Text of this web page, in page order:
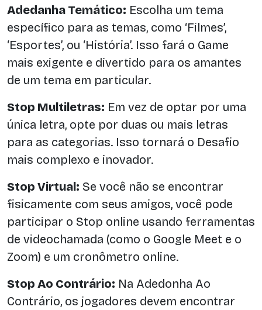
Adedanha Temático: Escolha um tema
específico para as temas, como ‘Filmes’,
‘Esportes’, ou ‘História’. Isso fará o Game
mais exigente e divertido para os amantes
de um tema em particular.
Stop Multiletras: Em vez de optar por uma
única letra, opte por duas ou mais letras
para as categorias. Isso tornará o Desafio
mais complexo e inovador.
Stop Virtual: Se você não se encontrar
fisicamente com seus amigos, você pode
participar o Stop online usando ferramentas
de videochamada (como o Google Meet e o
Zoom) e um cronômetro online.
Stop Ao Contrário: Na Adedonha Ao
Contrário, os jogadores devem encontrar